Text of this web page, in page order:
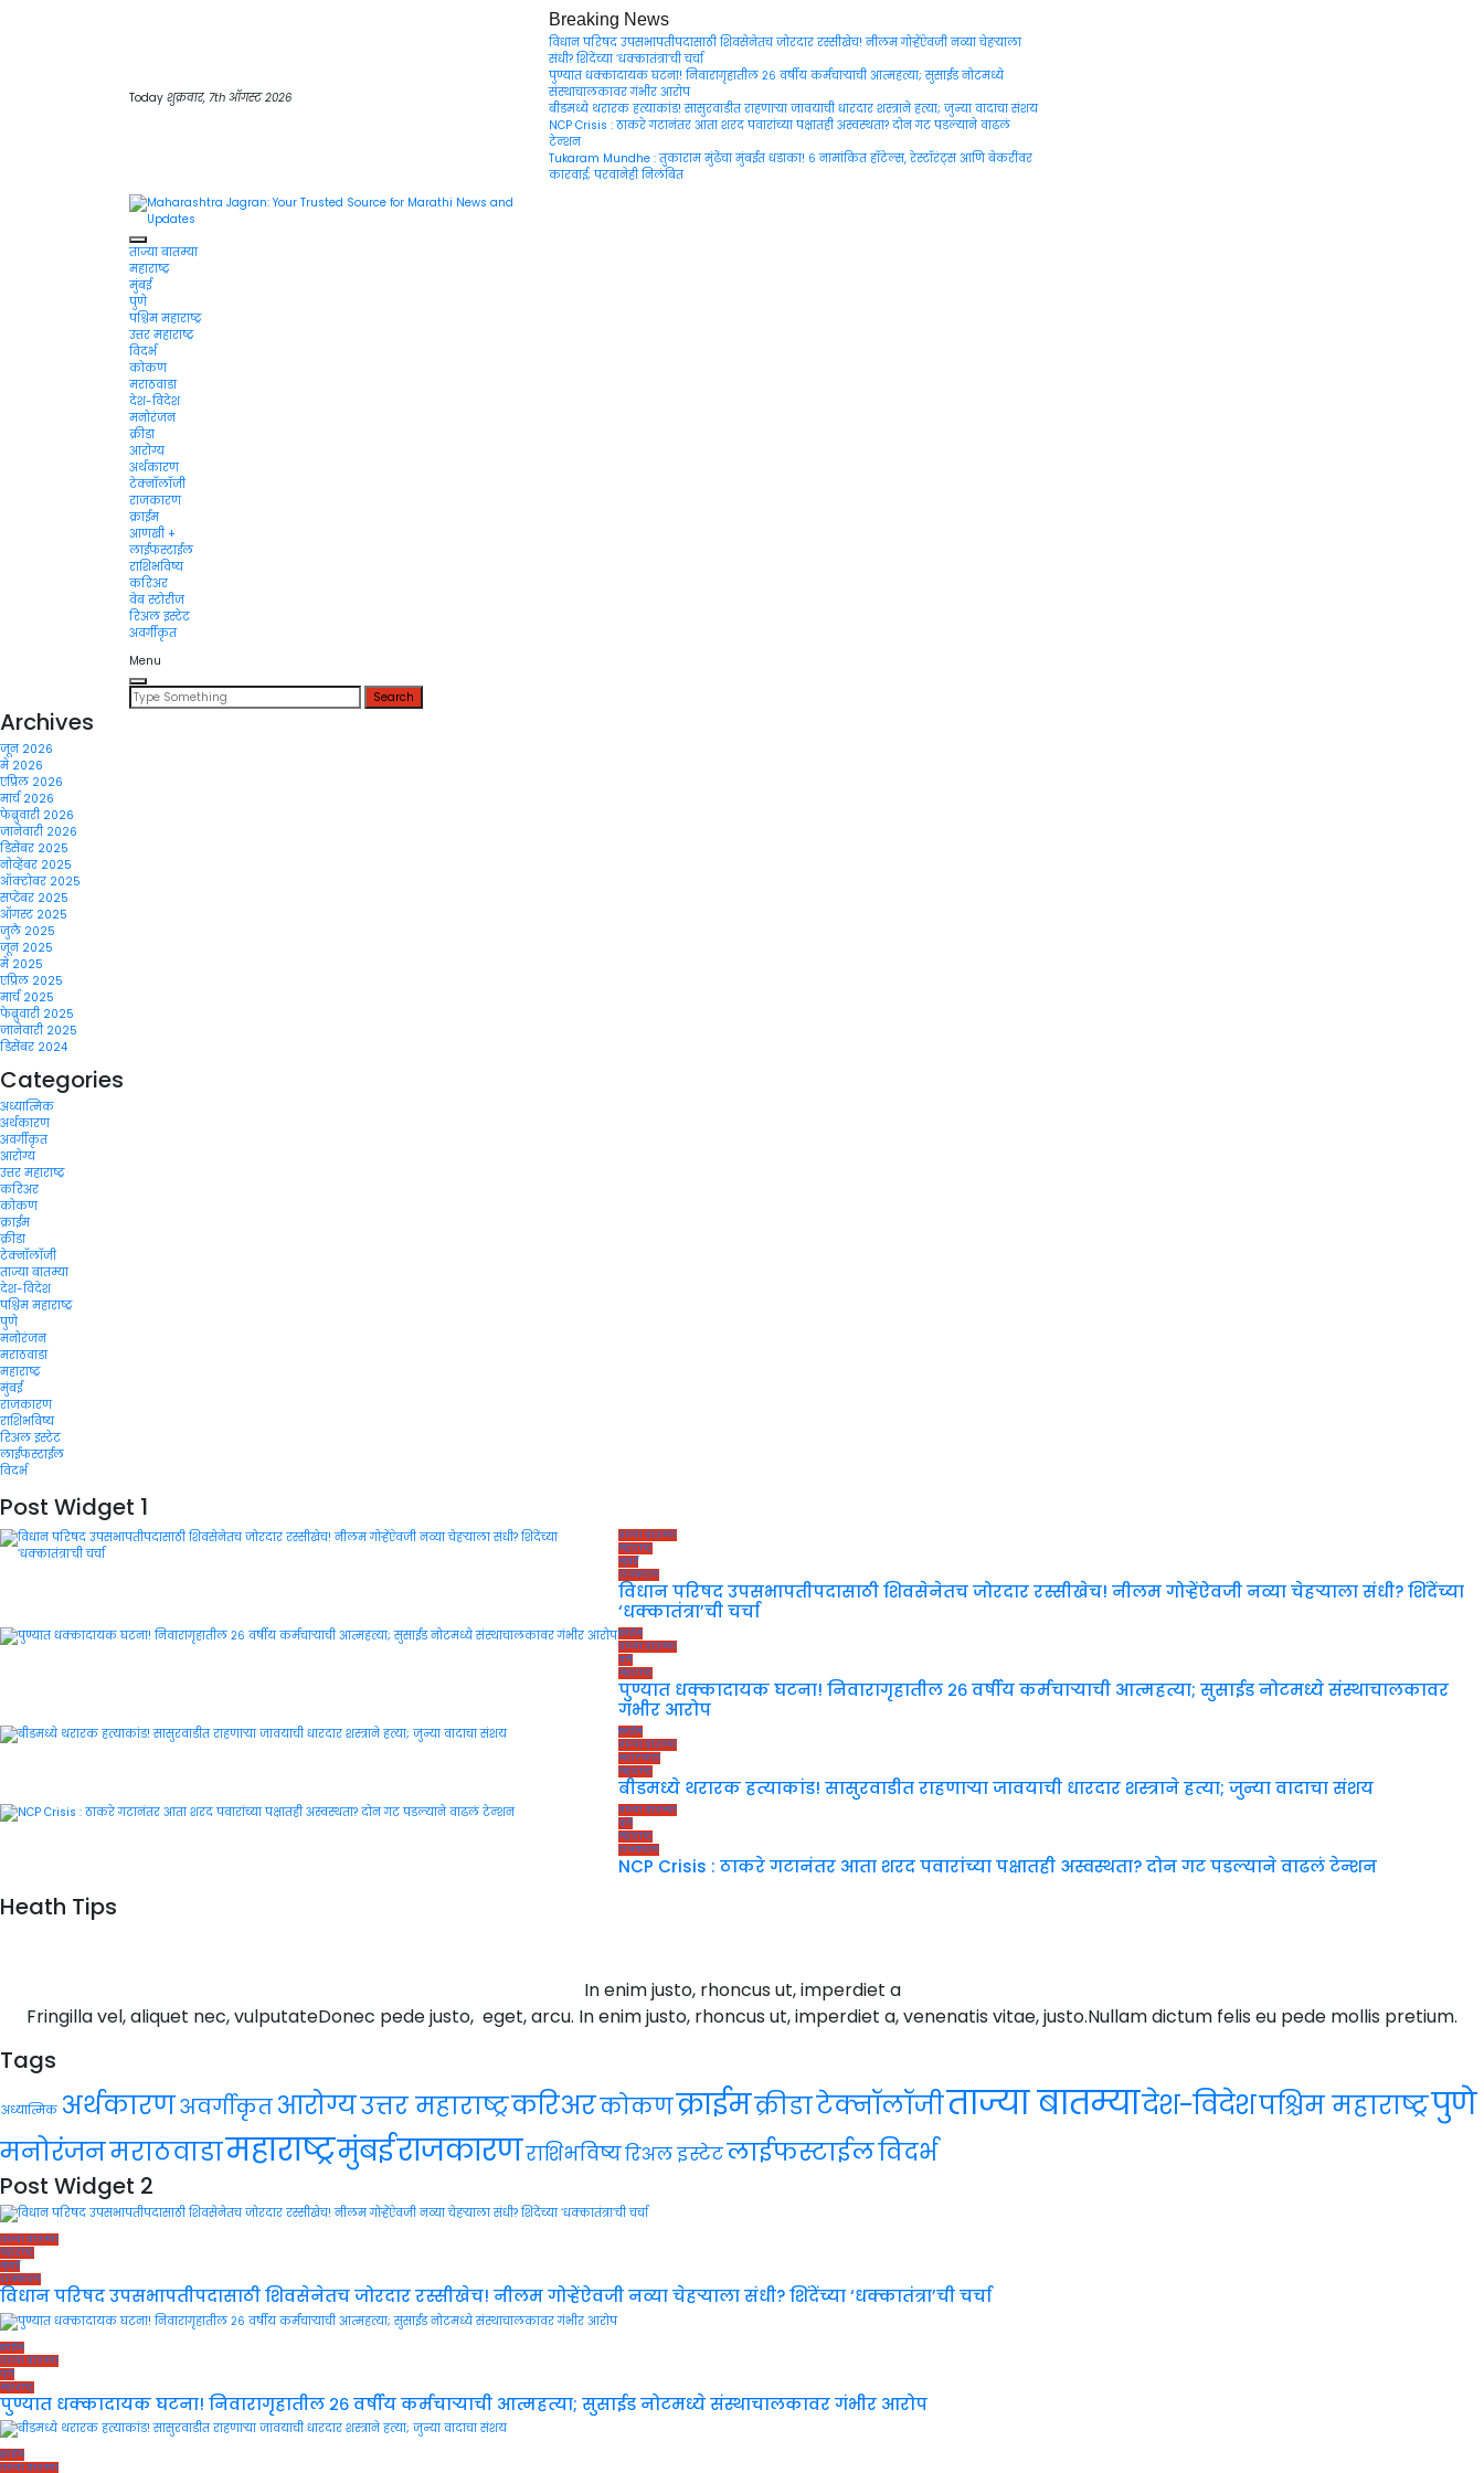
Today शुक्रवार, 7th ऑगस्ट 2026
Breaking News
विधान परिषद उपसभापतीपदासाठी शिवसेनेतच जोरदार रस्सीखेच! नीलम गोऱ्हेंऐवजी नव्या चेहऱ्याला
संधी? शिंदेंच्या ‘धक्कातंत्रा’ची चर्चा
पुण्यात धक्कादायक घटना! निवारागृहातील २६ वर्षीय कर्मचाऱ्याची आत्महत्या; सुसाईड नोटमध्ये
संस्थाचालकावर गंभीर आरोप
बीडमध्ये थरारक हत्याकांड! सासुरवाडीत राहणाऱ्या जावयाची धारदार शस्त्राने हत्या; जुन्या वादाचा संशय
NCP Crisis : ठाकरे गटानंतर आता शरद पवारांच्या पक्षातही अस्वस्थता? दोन गट पडल्याने वाढलं
टेन्शन
Tukaram Mundhe : तुकाराम मुंढेंचा मुंबईत धडाका! ६ नामांकित हॉटेल्स, रेस्टॉरंट्स आणि बेकरींवर
कारवाई; परवानेही निलंबित
Maharashtra Jagran : Your Trusted
Companion for the Latest News
ताज्या बातम्या
महाराष्ट्र
मुंबई
पुणे
पश्चिम महाराष्ट्र
उत्तर महाराष्ट्र
विदर्भ
कोकण
मराठवाडा
देश-विदेश
मनोरंजन
क्रीडा
आरोग्य
अर्थकारण
टेक्नॉलॉजी
राजकारण
क्राईम
आणखी +
लाईफस्टाईल
राशिभविष्य
करिअर
वेब स्टोरीज
रिअल इस्टेट
अवर्गीकृत
Menu
Search
for:
Archives
जून 2026
मे 2026
एप्रिल 2026
मार्च 2026
फेब्रुवारी 2026
जानेवारी 2026
डिसेंबर 2025
नोव्हेंबर 2025
ऑक्टोबर 2025
सप्टेंबर 2025
ऑगस्ट 2025
जुलै 2025
जून 2025
मे 2025
एप्रिल 2025
मार्च 2025
फेब्रुवारी 2025
जानेवारी 2025
डिसेंबर 2024
Categories
अध्यात्मिक
अर्थकारण
अवर्गीकृत
आरोग्य
उत्तर महाराष्ट्र
करिअर
कोकण
क्राईम
क्रीडा
टेक्नॉलॉजी
ताज्या बातम्या
देश-विदेश
पश्चिम महाराष्ट्र
पुणे
मनोरंजन
मराठवाडा
महाराष्ट्र
मुंबई
राजकारण
राशिभविष्य
रिअल इस्टेट
लाईफस्टाईल
विदर्भ
Post Widget 1
ताज्या बातम्या
महाराष्ट्र
मुंबई
राजकारण
विधान परिषद उपसभापतीपदासाठी शिवसेनेतच जोरदार रस्सीखेच! नीलम गोऱ्हेंऐवजी नव्या चेहऱ्याला संधी? शिंदेंच्या
‘धक्कातंत्रा’ची चर्चा
क्राईम
ताज्या बातम्या
पुणे
महाराष्ट्र
पुण्यात धक्कादायक घटना! निवारागृहातील २६ वर्षीय कर्मचाऱ्याची आत्महत्या; सुसाईड नोटमध्ये संस्थाचालकावर
गंभीर आरोप
क्राईम
ताज्या बातम्या
मराठवाडा
महाराष्ट्र
बीडमध्ये थरारक हत्याकांड! सासुरवाडीत राहणाऱ्या जावयाची धारदार शस्त्राने हत्या; जुन्या वादाचा संशय
ताज्या बातम्या
पुणे
महाराष्ट्र
राजकारण
NCP Crisis : ठाकरे गटानंतर आता शरद पवारांच्या पक्षातही अस्वस्थता? दोन गट पडल्याने वाढलं टेन्शन
Heath Tips
In enim justo, rhoncus ut, imperdiet a
Fringilla vel, aliquet nec, vulputateDonec pede justo, eget, arcu. In enim justo, rhoncus ut, imperdiet a, venenatis vitae, justo.Nullam dictum felis eu pede mollis pretium.
Tags
अध्यात्मिक अर्थकारणअवर्गीकृतआरोग्यउत्तर महाराष्ट्रकरिअरकोकणक्राईमक्रीडाटेक्नॉलॉजीताज्या बातम्यादेश-विदेशपश्चिम महाराष्ट्रपुणे
मनोरंजनमराठवाडामहाराष्ट्रमुंबईराजकारणराशिभविष्यरिअल इस्टेटलाईफस्टाईलविदर्भ
Post Widget 2
ताज्या बातम्या
महाराष्ट्र
मुंबई
राजकारण
विधान परिषद उपसभापतीपदासाठी शिवसेनेतच जोरदार रस्सीखेच! नीलम गोऱ्हेंऐवजी नव्या चेहऱ्याला संधी? शिंदेंच्या ‘धक्कातंत्रा’ची चर्चा
क्राईम
ताज्या बातम्या
पुणे
महाराष्ट्र
पुण्यात धक्कादायक घटना! निवारागृहातील २६ वर्षीय कर्मचाऱ्याची आत्महत्या; सुसाईड नोटमध्ये संस्थाचालकावर गंभीर आरोप
क्राईम
ताज्या बातम्या